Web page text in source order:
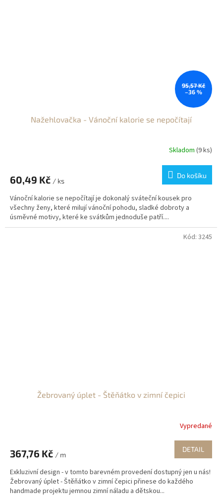
95,57 Kč
–36 %
Nažehlovačka - Vánoční kalorie se nepočítají
Skladom (9 ks)
60,49 Kč / ks
Do košíku
Vánoční kalorie se nepočítají je dokonalý sváteční kousek pro
všechny ženy, které milují vánoční pohodu, sladké dobroty a
úsměvné motivy, které ke svátkům jednoduše patří....
Žebrovaný úplet - Štěňátko v zimní čepici
Vypredané
367,76 Kč / m
DETAIL
Exkluzivní design - v tomto barevném provedení dostupný jen u nás!
Žebrovaný úplet - Štěňátko v zimní čepici přinese do každého
handmade projektu jemnou zimní náladu a dětskou...
Kód: 3245